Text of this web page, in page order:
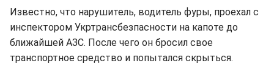
Известно, что нарушитель, водитель фуры, проехал с
инспектором Укртрансбезпасности на капоте до
ближайшей АЗС. После чего он бросил свое
транспортное средство и попытался скрыться.